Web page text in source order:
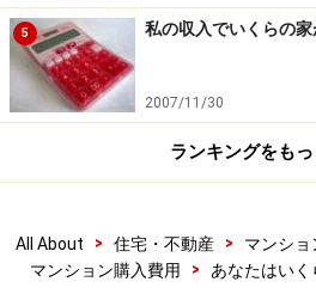
5 私の収入でいくらの
2007/11/30
ランキングをも
All About > 住宅・不動産 > マンショ
マンション購入費用
> あなたはいく